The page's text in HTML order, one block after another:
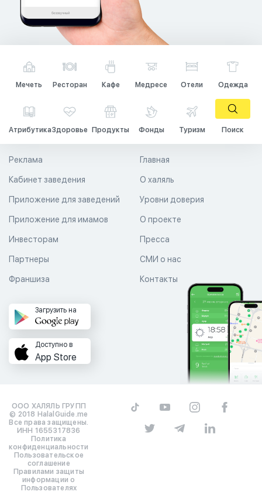
Мечеть Ресторан Кафе Медресе Отели Одежда
АтрибутикаЗдоровье Продукты Фонды Туризм Поиск
Главная
О халяль
Уровни доверия
Реклама
Кабинет заведения
Приложение для заведений
Приложение для имамов О проекте
Пресса
СМИ о нас
Контакты
Инвесторам
Партнеры
Франшиза
Загрузить на
Доступно в
App Store
ООО ХАЛЯЛЬ ГРУПП
© 2018 HalalGuide.me
Все права защищены.
ИНН 1655317836
Политика
конфиденциальности
Пользовательское
соглашение
Правилами защиты
информации о
Пользователях